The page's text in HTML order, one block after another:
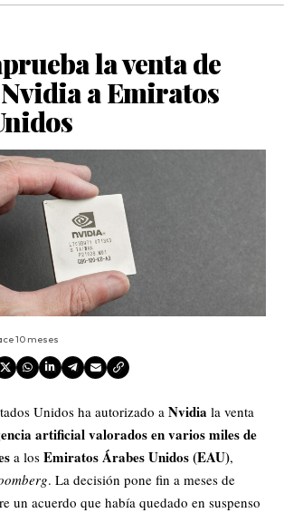
la venta de
a Emiratos
10 meses
Unidosha autorizado a Nvidia la venta
artificial valorados en varios miles de
a los Emiratos Árabes Unidos (EAU),
. La decisión pone fin a meses de
un acuerdo que había quedado en suspenso